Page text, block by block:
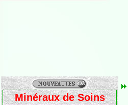
Minéraux de Soins